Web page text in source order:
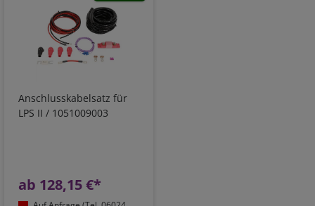
Anschlusskabelsatz für
LPS II / 1051009003
ab 128,15 €*